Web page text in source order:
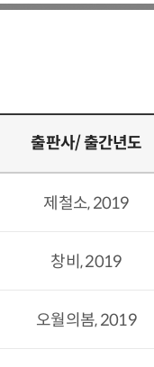
출판사/ 출간년도
제철소, 2019
창비, 2019
오월의봄, 2019